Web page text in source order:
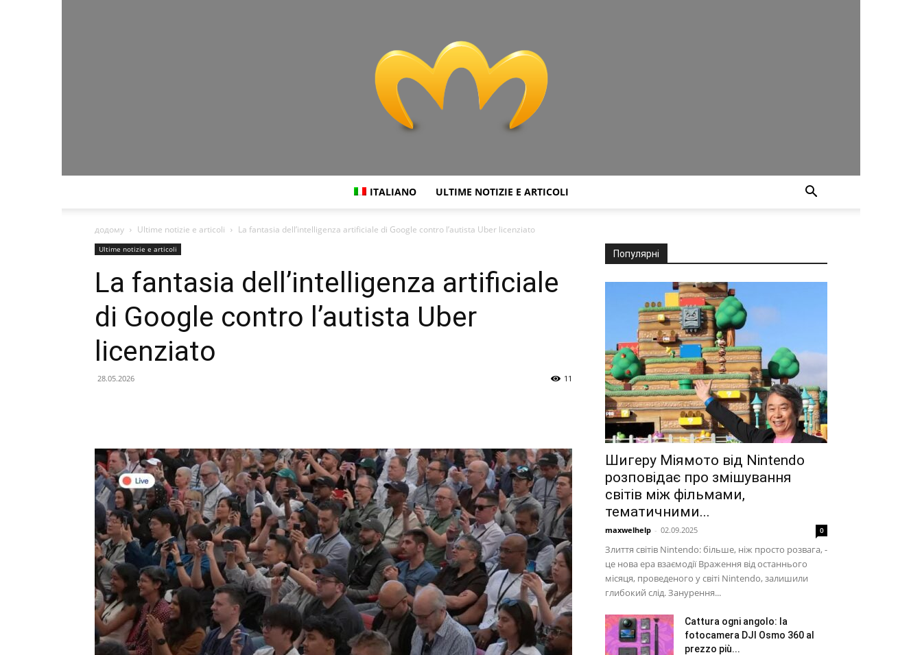
ITALIANO ULTIME NOTIZIE E ARTICOLI
додому Ultime notizie e articoli La fantasia dell’intelligenza artificiale di Google contro l’autista Uber licenziato
Ultime notizie e articoli
La fantasia dell’intelligenza artificiale
di Google contro l’autista Uber
licenziato
28.05.2026 11
Популярні
Шигеру Міямото від Nintendo
розповідає про змішування
світів між фільмами,
тематичними...
maxwelhelp - 02.09.2025 0
Злиття світів Nintendo: більше, ніж просто розвага, -
це нова ера взаємодії Враження від останнього
місяця, проведеного у світі Nintendo, залишили
глибокий слід. Занурення...
Cattura ogni angolo: la
fotocamera DJI Osmo 360 al
prezzo più...